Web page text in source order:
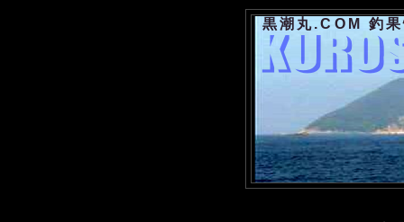
黒潮丸.COM 釣